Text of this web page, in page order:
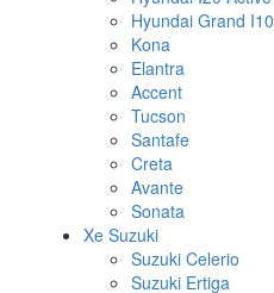
Hyundai Grand I10
Kona
Elantra
Accent
Tucson
Santafe
Creta
Avante
Sonata
Xe Suzuki
Suzuki Celerio
Suzuki Ertiga